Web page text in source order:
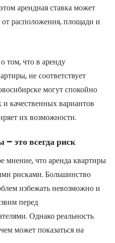
арендная ставка может
от расположения, площади и
том, что в аренду
не соответствует
могут спокойно
качественных вариантов
их возможности.
это всегда риск
мнение, что аренда квартиры
рисками. Большинство
избежать невозможно и
перед
Однако реальность
может показаться на